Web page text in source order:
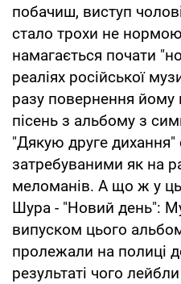
побачиш, виступ
стало трохи не
намагається почати
реаліях російської
разу повернення йому
пісень з альбому з
"Дякую друге дихання"
затребуваними як на
меломанів. А що ж у
Шура - "Новий день":
випуском цього
пролежали на полиці
результаті чого